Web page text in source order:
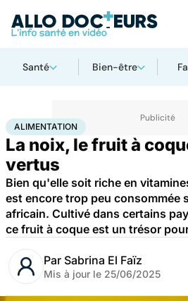
Santé Bien-être
AccueilBien-être Nutrition Alimentation
ALIMENTATION
La noix, le fruit à
vertus
Bien qu'elle soit riche en
est encore trop peu consommée
africain. Cultivé dans certains
ce fruit à coque est un trésor
Par Sabrina El Faïz
Mis à jour le 25/06/2025